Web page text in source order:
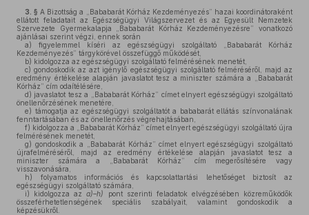
3. § A Bizottság a „Bababarát Kórház Kezdeményezés” hazai koordinátoraként
ellátott feladatait az Egészségügyi Világszervezet és az Egyesült Nemzetek
Szervezete Gyermekalapja „Bababarát Kórház Kezdeményezésre” vonatkozó
ajánlásai szerint végzi, ennek során
a) figyelemmel kíséri az egészségügyi szolgáltató „Bababarát Kórház
Kezdeményezés” tárgykörével összefüggő működését,
b) kidolgozza az egészségügyi szolgáltató felmérésének menetét,
c) gondoskodik az azt igénylő egészségügyi szolgáltató felméréséről, majd az
eredmény értékelése alapján javaslatot tesz a miniszter számára a „Bababarát
Kórház” cím odaítélésére,
d) javaslatot tesz a „Bababarát Kórház” címet elnyert egészségügyi szolgáltató
önellenőrzésének menetére,
e) támogatja az egészségügyi szolgáltatót a bababarát ellátás színvonalának
fenntartásában és az önellenőrzés végrehajtásában,
f) kidolgozza a „Bababarát Kórház” címet elnyert egészségügyi szolgáltató újra
felmérésének menetét,
g) gondoskodik a „Bababarát Kórház” címet elnyert egészségügyi szolgáltató
újrafelméréséről, majd az eredmény értékelése alapján javaslatot tesz a
miniszter számára a „Bababarát Kórház” cím megerősítésére vagy
visszavonására,
h) folyamatos információs és kapcsolattartási lehetőséget biztosít az
egészségügyi szolgáltató számára,
i) kidolgozza aza)–h)
pont szerinti feladatok elvégzésében közreműködők
összeférhetetlenségének speciális szabályait, valamint gondoskodik a
képzésükről.